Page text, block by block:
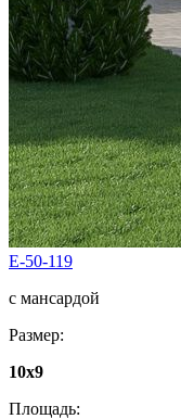
E-50-119
с мансардой
Размер:
10х9
Площадь: